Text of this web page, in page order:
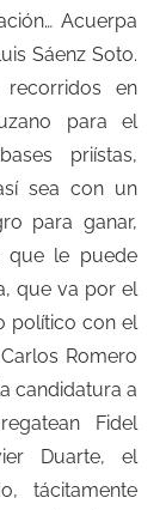
Acuerpa
Sáenz Soto.
en
para el
priístas,
sea con un
para ganar,
que le puede
que va por el
político con el
Romero
candidatura a
Fidel
Duarte, el
tácitamente